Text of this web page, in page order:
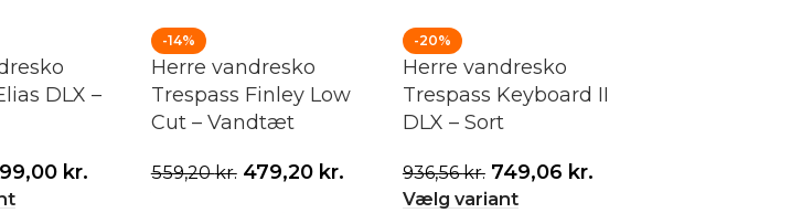
DLX –
kr.
-14%
Herre vandresko
Trespass Finley Low
Cut – Vandtæt
559,20kr. 479,20 kr.
-20%
Herre vandresko
Trespass Keyboard II
DLX – Sort
936,56kr. 749,06 kr.
Vælg variant